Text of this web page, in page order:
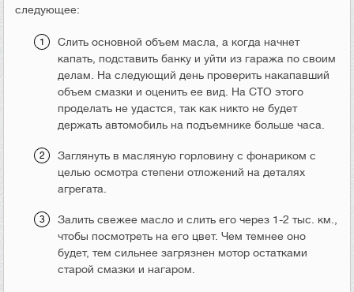
следующее:
Слить основной объем масла, а когда начнет
капать, подставить банку и уйти из гаража по своим
делам. На следующий день проверить накапавший
объем смазки и оценить ее вид. На СТО этого
проделать не удастся, так как никто не будет
держать автомобиль на подъемнике больше часа.
Заглянуть в масляную горловину с фонариком с
целью осмотра степени отложений на деталях
агрегата.
Залить свежее масло и слить его через 1-2 тыс. км.,
чтобы посмотреть на его цвет. Чем темнее оно
будет, тем сильнее загрязнен мотор остатками
старой смазки и нагаром.